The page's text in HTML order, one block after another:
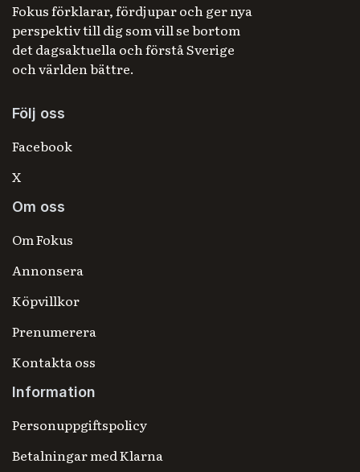
Fokus förklarar, fördjupar och ger nya
perspektiv till dig som vill se bortom
det dagsaktuella och förstå Sverige
och världen bättre.
Följ oss
Facebook
X
Om oss
Om Fokus
Annonsera
Köpvillkor
Prenumerera
Kontakta oss
Information
Personuppgiftspolicy
Betalningar med Klarna